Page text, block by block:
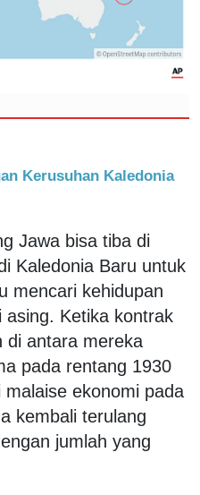
Kerusuhan Kaledonia
Jawa bisa tiba di
Kaledonia Baru untuk
mencari kehidupan
asing. Ketika kontrak
di antara mereka
pada rentang 1930
ekonomi pada
kembali terulang
jumlah yang